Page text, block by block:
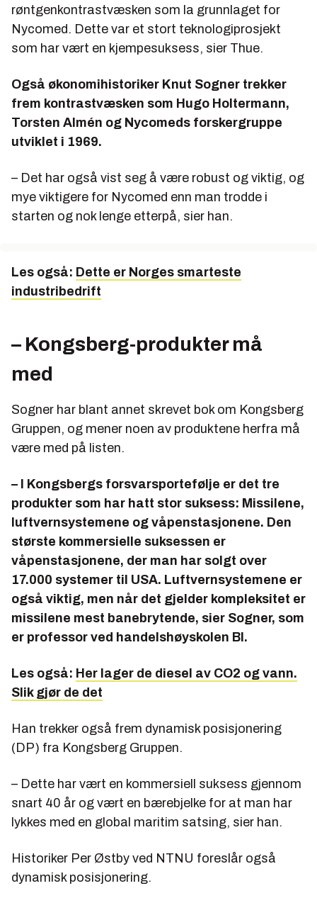
røntgenkontrastvæsken som la grunnlaget for
Nycomed. Dette var et stort teknologiprosjekt
som har vært en kjempesuksess, sier Thue.
Også økonomihistoriker Knut Sogner trekker
frem kontrastvæsken som Hugo Holtermann,
Torsten Almén og Nycomeds forskergruppe
utviklet i 1969.
– Det har også vist seg å være robust og viktig, og
mye viktigere for Nycomed enn man trodde i
starten og nok lenge etterpå, sier han.
Les også: Dette er Norges smarteste
industribedrift
– Kongsberg-produkter må
med
Sogner har blant annet skrevet bok om Kongsberg
Gruppen, og mener noen av produktene herfra må
være med på listen.
– I Kongsbergs forsvarsportefølje er det tre
produkter som har hatt stor suksess: Missilene,
luftvernsystemene og våpenstasjonene. Den
største kommersielle suksessen er
våpenstasjonene, der man har solgt over
17.000 systemer til USA. Luftvernsystemene er
også viktig, men når det gjelder kompleksitet er
missilene mest banebrytende, sier Sogner, som
er professor ved handelshøyskolen BI.
Les også: Her lager de diesel av CO2 og vann.
Slik gjør de det
Han trekker også frem dynamisk posisjonering
(DP) fra Kongsberg Gruppen.
– Dette har vært en kommersiell suksess gjennom
snart 40 år og vært en bærebjelke for at man har
lykkes med en global maritim satsing, sier han.
Historiker Per Østby ved NTNU foreslår også
dynamisk posisjonering.